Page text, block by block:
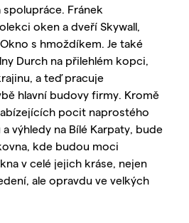
Fránek
oken a dveří Skywall,
s hmoždíkem. Je také
Durch na přilehlém kopci,
a teď pracuje
hlavní budovy firmy. Kromě
pocit naprostého
výhledy na Bílé Karpaty, bude
kde budou moci
v celé jejich kráse, nejen
ale opravdu ve velkých